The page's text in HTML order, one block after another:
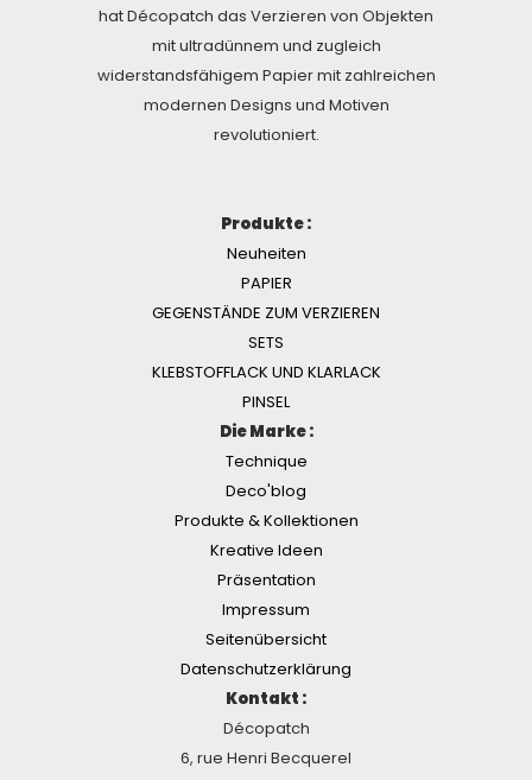
hat Décopatch das Verzieren von Objekten
mit ultradünnem und zugleich
widerstandsfähigem Papier mit zahlreichen
modernen Designs und Motiven
revolutioniert.
Produkte :
Neuheiten
PAPIER
GEGENSTÄNDE ZUM VERZIEREN
SETS
KLEBSTOFFLACK UND KLARLACK
PINSEL
Die Marke :
Technique
Deco'blog
Produkte & Kollektionen
Kreative Ideen
Präsentation
Impressum
Seitenübersicht
Datenschutzerklärung
Kontakt :
Décopatch
6, rue Henri Becquerel